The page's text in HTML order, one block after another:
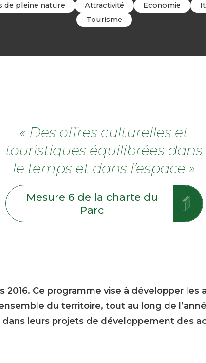
de pleine nature Attractivité Economie
Tourisme
« Des offres culturelles et
touristiques équilibrées dans
le temps et dans l’espace »
Mesure 6 de la charte du
Parc
2016. Ce programme vise à développer
du territoire, tout au long de
leurs projets de développement des